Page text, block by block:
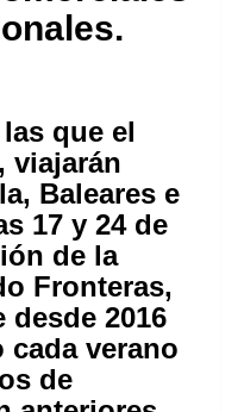
que el
viajarán
Baleares e
17 y 24 de
de la
Fronteras,
desde 2016
cada verano
de